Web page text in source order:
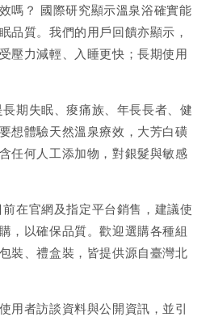
嗎？ 國際研究顯示溫泉浴確實能
品質。我們的用戶回饋亦顯示，
壓力減輕、入睡更快；長期使用
期失眠、痠痛族、年長長者、健
想體驗天然溫泉療效，大芳白磺
任何人工添加物，對銀髮與敏感
在官網及指定平台銷售，建議使
，以確保品質。歡迎選購各種組
裝、禮盒裝，皆提供源自臺灣北
用者訪談資料與公開資訊，並引